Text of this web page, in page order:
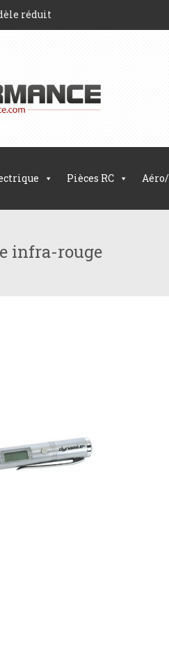
réduit
Pièces RC
infra-rouge